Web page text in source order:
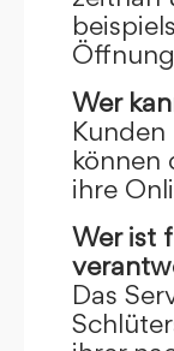
Wer
können
ihre
Wer ist
Das